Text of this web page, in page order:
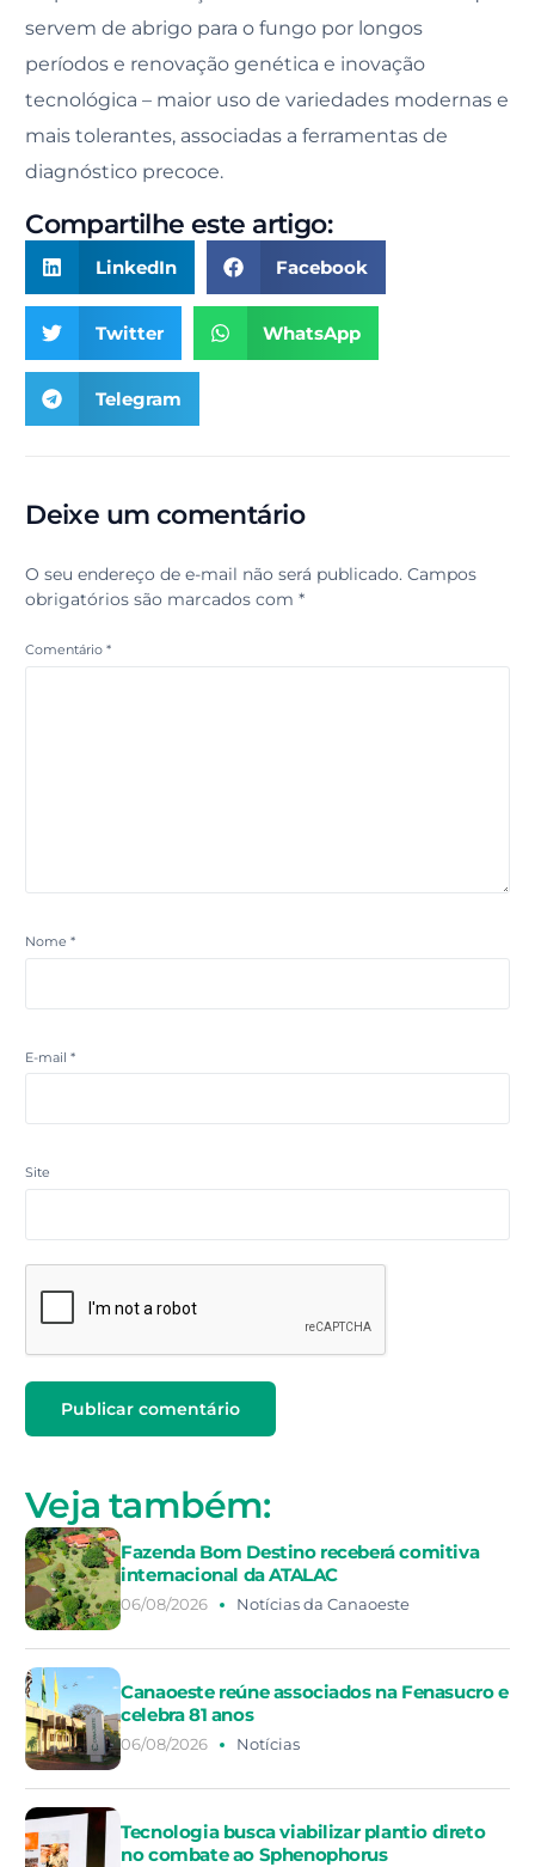
servem de abrigo para o fungo por longos
períodos e renovação genética e inovação
tecnológica – maior uso de variedades modernas e
mais tolerantes, associadas a ferramentas de
diagnóstico precoce.
Compartilhe este artigo:
LinkedIn Facebook
Twitter WhatsApp
Telegram
Deixe um comentário
O seu endereço de e-mail não será publicado. Campos
obrigatórios são marcados com*
Comentário*
Nome*
E-mail*
Site
Veja também:
Fazenda Bom Destino receberá comitiva
internacional da ATALAC
06/08/2026 Notícias da Canaoeste
Canaoeste reúne associados na Fenasucro e
celebra 81 anos
06/08/2026 Notícias
Tecnologia busca viabilizar plantio direto
no combate ao Sphenophorus